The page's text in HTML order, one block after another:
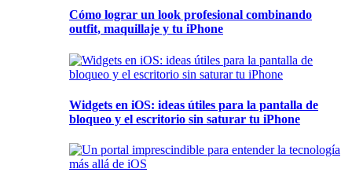
Cómo lograr un look profesional combinando
outfit, maquillaje y tu iPhone
Widgets en iOS: ideas útiles para la pantalla de
bloqueo y el escritorio sin saturar tu iPhone